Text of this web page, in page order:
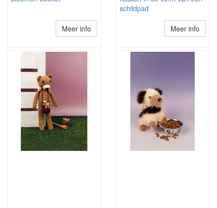
Meer info
schildpad
Meer info